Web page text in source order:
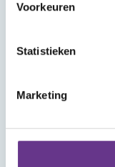
Voorkeuren
Statistieken
Marketing